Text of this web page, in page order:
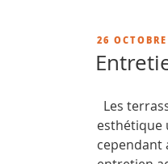
PUBLIÉ
26
Les
esthétique
cependant